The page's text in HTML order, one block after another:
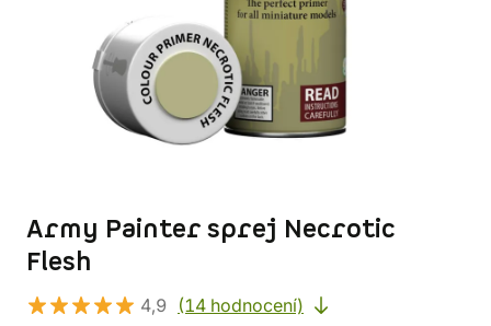
Army Painter sprej Necrotic
Flesh
4,9 (14 hodnocení)